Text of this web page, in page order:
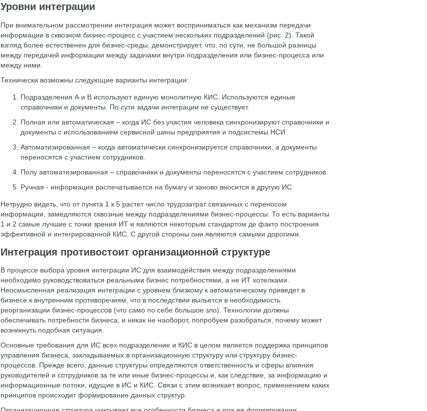
Уровни интеграции
При внимательном рассмотрении интеграция может восприниматься как механизм передачи
информации в сквозном бизнес-процесс с участием нескольких подразделений (рис. 2). Такой
взгляд более естественен для бизнес-среды, демонстрирует, что, по сути, не большой разницы
между передачей информации между задачами внутри подразделения или бизнес-процесса или
между ними.
Технически возможны следующие варианты интеграции:
Подразделения А и В используют единую монолитную КИС. Используются единые
справочники и документы. По сути задачи интеграции не существует.
Полная или автоматическая – когда ИС без участия человека синхронизируют справочники и
документы с использованием сервисной шины предприятия и подсистемы НСИ.
Автоматизированная – когда автоматически синхронизируется справочники, а документы
переносятся с участием сотрудников.
Полу автоматизированная – справочники и документы переносятся с участием сотрудников.
Ручная - информация распечатывается на бумагу и заново вносится в другую ИС
Нетрудно видеть, что от пункта 1 к 5 растет число трудозатрат связанных с переносом
информации, замедляются сквозные между подразделениями бизнес-процессы. То есть варианты
1 и 2 самые лучшие с точки зрения ИТ и являются некоторым стандартом де факто построения
эффективной и интегрированной КИС. С другой стороны они являются самыми дорогими.
Интеграция противостоит организационной структуре
В процессе выбора уровня интеграции ИС для взаимодействия между подразделениями
необходимо руководствоваться реальными бизнес потребностями, а не ИТ хотелками.
Неосмысленная реализация интеграции с уровнем близкому к автоматическому приведет в
бизнесе к внутренним противоречиям, что в последствии выльется в необходимость
реорганизации бизнес-процессов (что само по себе большое зло). Технологии должны
обеспечивать потребности бизнеса, и никак не наоборот, попробуем разобраться, почему может
возникнуть подобная ситуация.
Основные требования для ИС всех подразделение и КИС в целом является поддержка принципов
управления бизнеса, закладываемых в организационную структуру или структуру бизнес-
процессов. Прежде всего, данные структуры определяются ответственность и сферы влияния
руководителей и сотрудников за те или иные бизнес-процессы и, как следствие, за информацию и
информационные потоки, идущие в ИС и КИС. Связи с этим возникает вопрос, применением каких
принципов происходит формирование данных структур.